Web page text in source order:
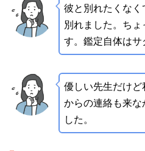
彼と別れたくな
別れました。ち
す。鑑定自体はサ
優しい先生だけ
からの連絡も来
した。